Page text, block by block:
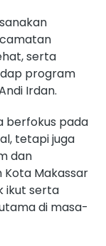
serta
program
Irdan.
berfokus pada
tetapi juga
dan
Makassar
ikut serta
di masa-